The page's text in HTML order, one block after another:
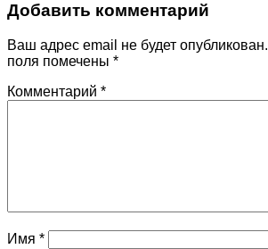
Добавить комментарий
Ваш адрес email не будет опубликован.
поля помечены *
Комментарий *
Имя *